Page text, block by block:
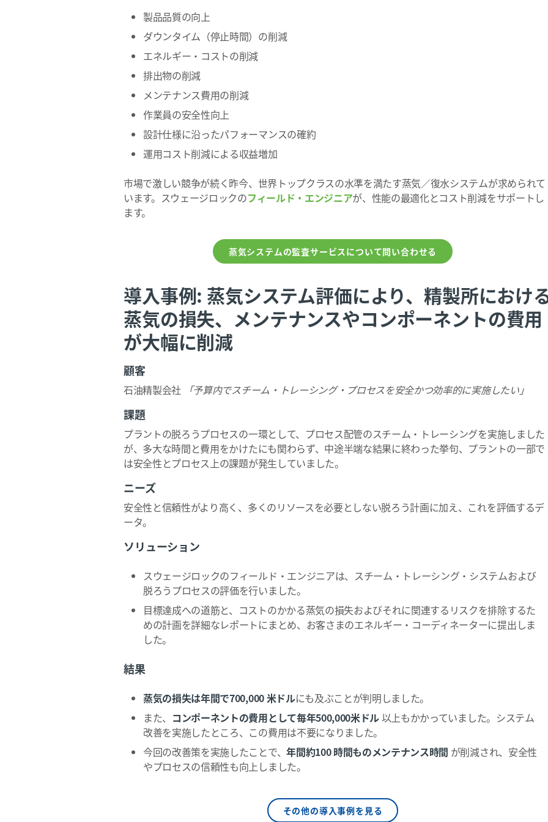
製品品質の向上
ダウンタイム（停止時間）の削減
エネルギー・コストの削減
排出物の削減
メンテナンス費用の削減
作業員の安全性向上
設計仕様に沿ったパフォーマンスの確約
運用コスト削減による収益増加
市場で激しい競争が続く昨今、世界トップクラスの水準を満たす蒸気／復水システムが求められて
います。スウェージロックのフィールド・エンジニアが、性能の最適化とコスト削減をサポートし
ます。
蒸気システムの監査サービスについて問い合わせる
導入事例: 蒸気システム評価により、精製所におけ
蒸気の損失、メンテナンスやコンポーネントの費用
が大幅に削減
顧客
石油精製会社 「予算内でスチーム・トレーシング・プロセスを安全かつ効率的に実施したい」
課題
プラントの脱ろうプロセスの一環として、プロセス配管のスチーム・トレーシングを実施しました
が、多大な時間と費用をかけたにも関わらず、中途半端な結果に終わった挙句、プラントの一部で
は安全性とプロセス上の課題が発生していました。
ニーズ
安全性と信頼性がより高く、多くのリソースを必要としない脱ろう計画に加え、これを評価するデ
ータ。
ソリューション
スウェージロックのフィールド・エンジニアは、スチーム・トレーシング・システムおよび
脱ろうプロセスの評価を行いました。
目標達成への道筋と、コストのかかる蒸気の損失およびそれに関連するリスクを排除するた
めの計画を詳細なレポートにまとめ、お客さまのエネルギー・コーディネーターに提出しま
した。
結果
蒸気の損失は年間で700,000 米ドルにも及ぶことが判明しました。
また、 コンポーネントの費用として毎年500,000米ドル以上もかかっていました。システム
改善を実施したところ、この費用は不要になりました。
今回の改善策を実施したことで、年間約100 時間ものメンテナンス時間 が削減され、安全性
やプロセスの信頼性も向上しました。
その他の導入事例を見る